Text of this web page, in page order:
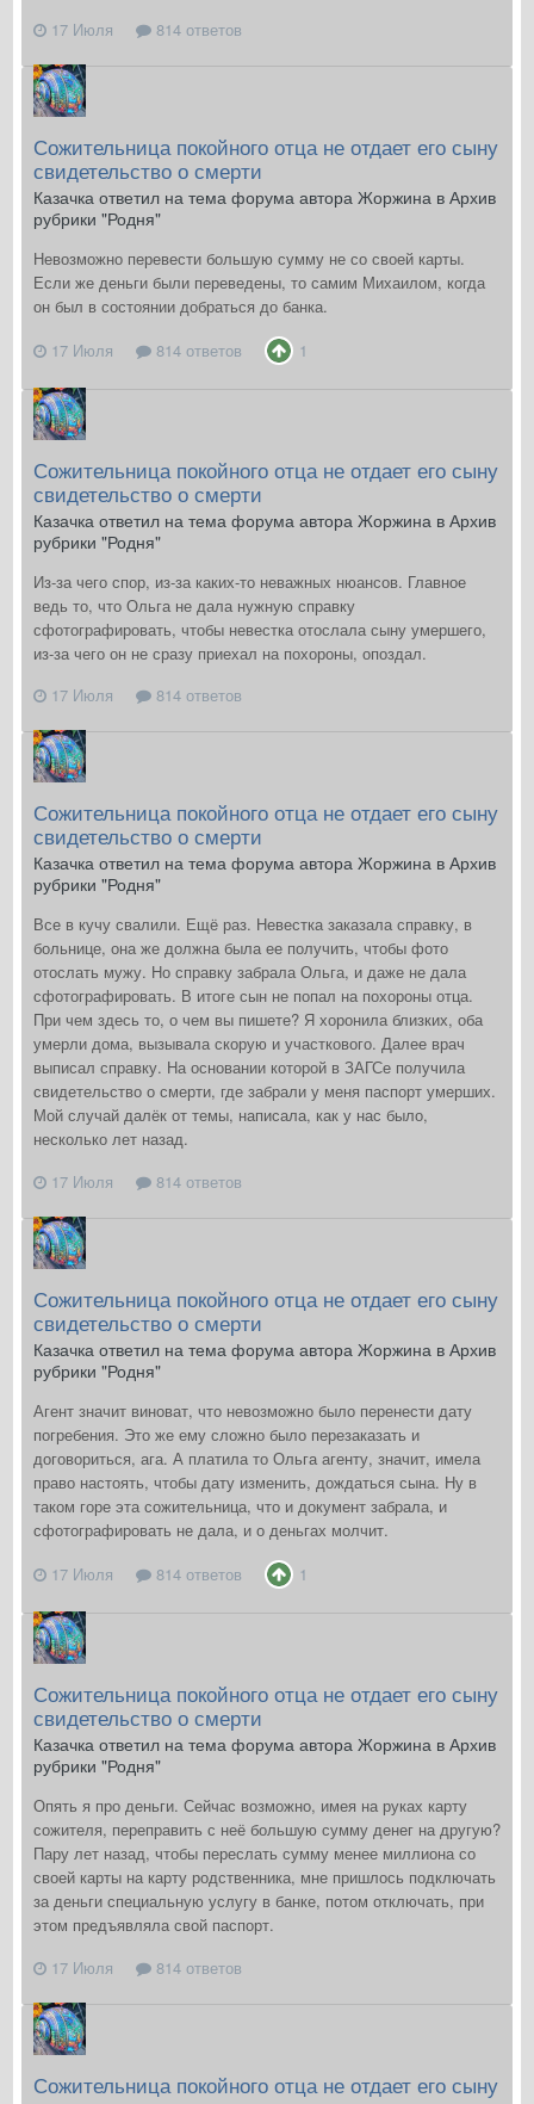
17 Июля
814 ответов
Сожительница покойного отца не отдает его сыну
свидетельство о смерти
Казачка ответил на тема форума автора Жоржина в Архив
рубрики "Родня"
Невозможно перевести большую сумму не со своей карты.
Если же деньги были переведены, то самим Михаилом, когда
он был в состоянии добраться до банка.
17 Июля
814 ответов 1
Сожительница покойного отца не отдает его сыну
свидетельство о смерти
Казачка ответил на тема форума автора Жоржина в Архив
рубрики "Родня"
Из-за чего спор, из-за каких-то неважных нюансов. Главное
ведь то, что Ольга не дала нужную справку
сфотографировать, чтобы невестка отослала сыну умершего,
из-за чего он не сразу приехал на похороны, опоздал.
17 Июля
814 ответов
Сожительница покойного отца не отдает его сыну
свидетельство о смерти
Казачка ответил на тема форума автора Жоржина в Архив
рубрики "Родня"
Все в кучу свалили. Ещё раз. Невестка заказала справку, в
больнице, она же должна была ее получить, чтобы фото
отослать мужу. Но справку забрала Ольга, и даже не дала
сфотографировать. В итоге сын не попал на похороны отца.
При чем здесь то, о чем вы пишете? Я хоронила близких, оба
умерли дома, вызывала скорую и участкового. Далее врач
выписал справку. На основании которой в ЗАГСе получила
свидетельство о смерти, где забрали у меня паспорт умерших.
Мой случай далёк от темы, написала, как у нас было,
несколько лет назад.
17 Июля
814 ответов
Сожительница покойного отца не отдает его сыну
свидетельство о смерти
Казачка ответил на тема форума автора Жоржина в Архив
рубрики "Родня"
Агент значит виноват, что невозможно было перенести дату
погребения. Это же ему сложно было перезаказать и
договориться, ага. А платила то Ольга агенту, значит, имела
право настоять, чтобы дату изменить, дождаться сына. Ну в
таком горе эта сожительница, что и документ забрала, и
сфотографировать не дала, и о деньгах молчит.
17 Июля
814 ответов 1
Сожительница покойного отца не отдает его сыну
свидетельство о смерти
Казачка ответил на тема форума автора Жоржина в Архив
рубрики "Родня"
Опять я про деньги. Сейчас возможно, имея на руках карту
сожителя, переправить с неё большую сумму денег на другую?
Пару лет назад, чтобы переслать сумму менее миллиона со
своей карты на карту родственника, мне пришлось подключать
за деньги специальную услугу в банке, потом отключать, при
этом предъявляла свой паспорт.
17 Июля
814 ответов
Сожительница покойного отца не отдает его сыну